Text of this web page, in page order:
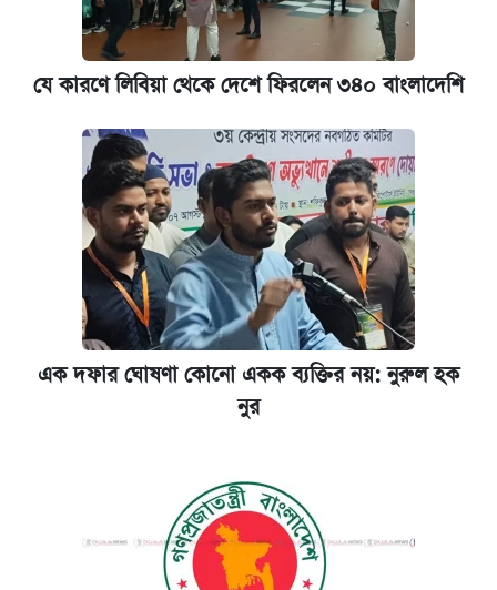
যে কারণে লিবিয়া থেকে দেশে ফিরলেন ৩৪০ বাংলাদেশি
এক দফার ঘোষণা কোনো একক ব্যক্তির নয়: নুরুল হক
নুর